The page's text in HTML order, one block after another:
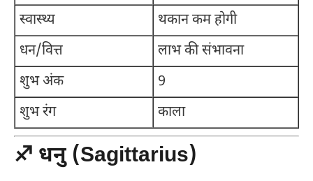
स्वास्थ्य
थकान कम होगी
धन/वित्त
लाभ की संभावना
शुभ अंक
9
शुभ रंग
काला
♐ धनु (Sagittarius)